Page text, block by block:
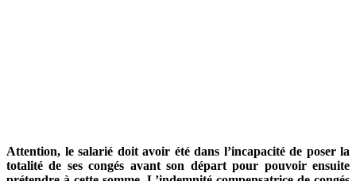
Attention, le salarié doit avoir été dans l’incapacité de poser la
totalité de ses congés avant son départ pour pouvoir ensuite